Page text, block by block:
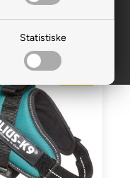
Statistiske
H Seler